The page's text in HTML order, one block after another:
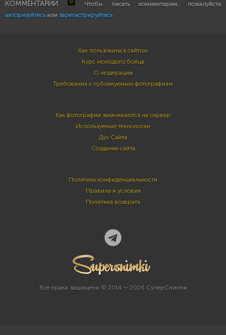
КОММЕНТАРИИ 0
Чтобы писать комментарии, пожалуйста
авторизуйтесьили зарегистрируйтесь
Как пользоваться сайтом
Курс молодого бойца
О модерации
Требования к публикуемым фотографиям
Как фотографии закачиваются на сервер
Используемые технологии
Дух Сайта
Создание сайта
Политика конфиденциальности
Правила и условия
Политика возврата
Все права защищены © 2014 — 2026 СуперСнимки